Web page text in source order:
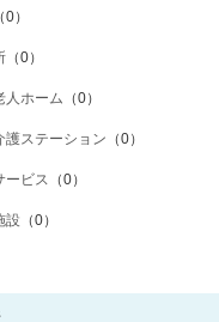
（0）
（0）
人ホーム （0）
護ステーション （0）
ービス （0）
設 （0）